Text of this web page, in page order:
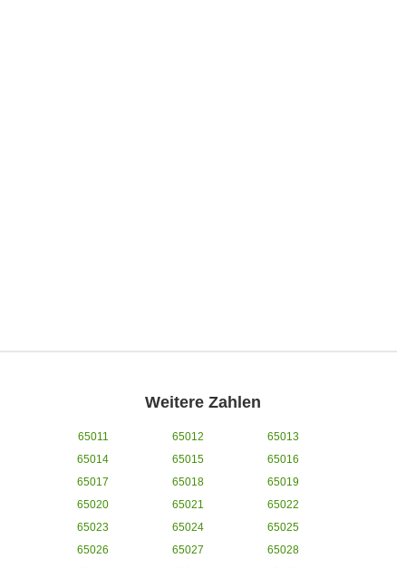
Weitere Zahlen
65011 65012
65013
65014
65015
65016
65017
65018
65019
65020
65021
65022
65023
65024
65025
65026
65027
65028